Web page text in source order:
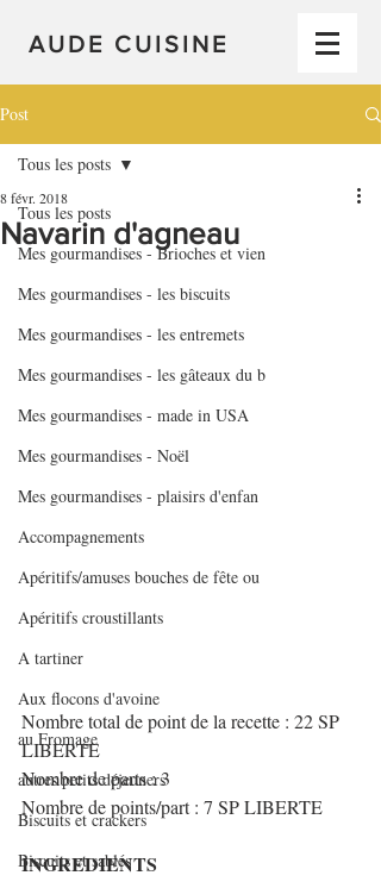
AUDE CUISINE
Post
Tous les posts
Mes gourmandises - Brioches et vien
Mes gourmandises - les biscuits
Mes gourmandises - les entremets
Mes gourmandises - les gâteaux du b
Mes gourmandises - made in USA
Mes gourmandises - Noël
Mes gourmandises - plaisirs d'enfan
Accompagnements
Apéritifs/amuses bouches de fête ou
Apéritifs croustillants
A tartiner
Aux flocons d'avoine
au Fromage
autres petits déjeuners
Biscuits et crackers
Biscuits et sablés
Tous les posts
Navarin d'agneau
8 févr. 2018
Nombre total de point de la recette : 22 SP
LIBERTE
Nombre de parts : 3
Nombre de points/part : 7 SP LIBERTE
INGREDIENTS